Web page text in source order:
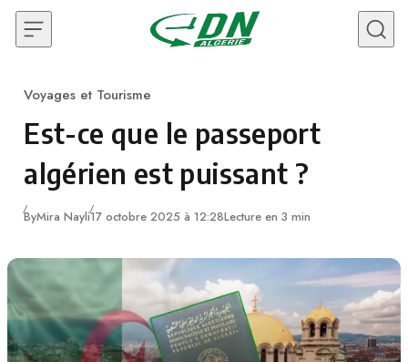
Skip to content
Category
Voyages et Tourisme
Est-ce que le passeport
algérien est puissant ?
ByMira Nayli17 octobre 2025 à 12:28Lecture en 3 min